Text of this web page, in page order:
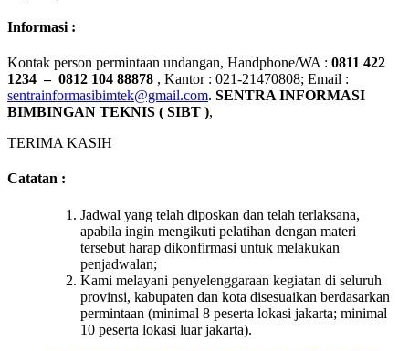
Informasi :
Kontak person permintaan undangan, Handphone/WA : 0811 422
1234 – 0812 104 88878 , Kantor : 021-21470808; Email :
sentrainformasibimtek@gmail.com. SENTRA INFORMASI
BIMBINGAN TEKNIS ( SIBT ),
TERIMA KASIH
Catatan :
Jadwal yang telah diposkan dan telah terlaksana,
apabila ingin mengikuti pelatihan dengan materi
tersebut harap dikonfirmasi untuk melakukan
penjadwalan;
Kami melayani penyelenggaraan kegiatan di seluruh
provinsi, kabupaten dan kota disesuaikan berdasarkan
permintaan (minimal 8 peserta lokasi jakarta; minimal
10 peserta lokasi luar jakarta).